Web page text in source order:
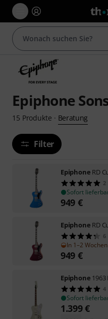
Epiphone
15 Produkte · Beratung
Filter
Epiphone RD
2
Sofort
949 €
Epiphone RD
6
In 1–2
949 €
Epiphone 1963
4
Sofort
1.399€